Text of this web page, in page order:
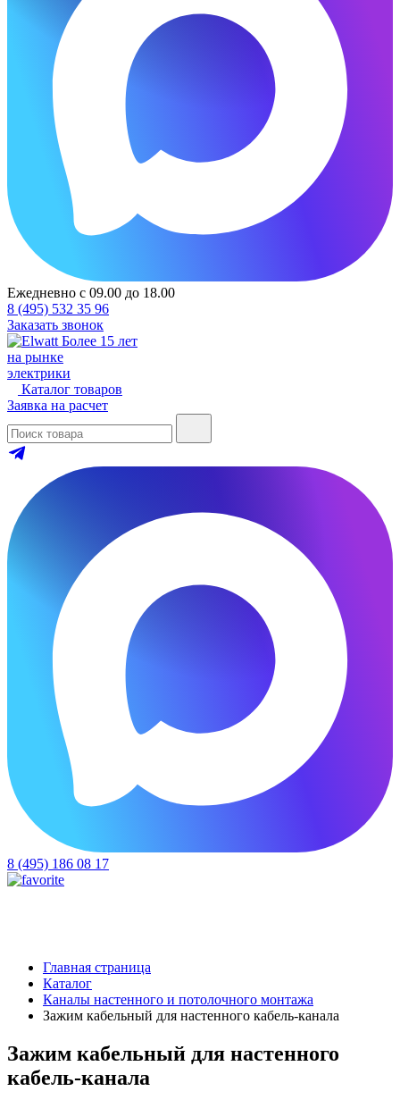
Ежедневно с 09.00 до 18.00
8 (495) 532 35 96
Заказать звонок
Более 15 лет
на рынке
электрики
Каталог товаров
Заявка на расчет
8 (495) 186 08 17
Главная страница
Каталог
Каналы настенного и потолочного монтажа
Зажим кабельный для настенного кабель-канала
Зажим кабельный для настенного
кабель-канала